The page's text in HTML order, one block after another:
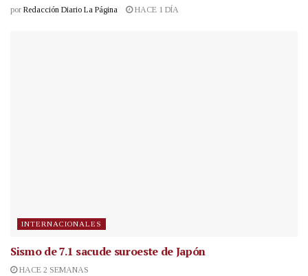
por Redacción Diario La Página HACE 1 DÍA
INTERNACIONALES
Sismo de 7.1 sacude suroeste de Japón
HACE 2 SEMANAS